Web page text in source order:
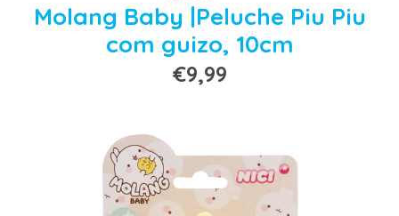
Molang Baby |Peluche Piu Piu
com guizo, 10cm
€9,99